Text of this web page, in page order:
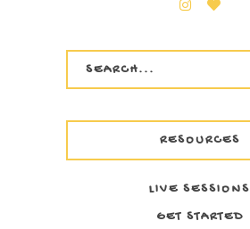
RESOURCES
LIVE SESSIONS
GET STARTED